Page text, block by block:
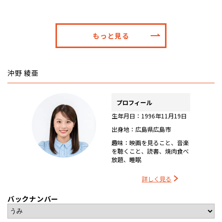
もっと見る
沖野 綾亜
プロフィール
生年月日：1996年11月19日
出身地：広島県広島市
趣味：映画を見ること、音楽
を聴くこと、読書、焼肉食べ
放題、睡眠
詳しく見る
バックナンバー